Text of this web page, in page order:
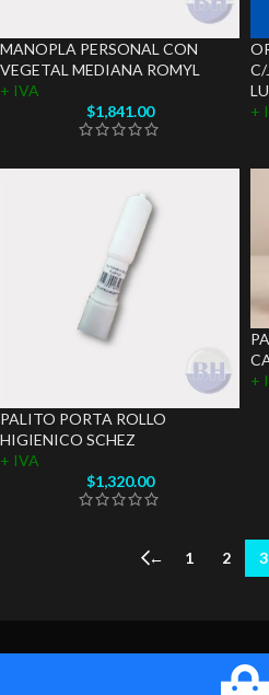
MANOPLA PERSONAL CON
VEGETAL MEDIANA ROMYL
+ IVA
$1,841.00
C/
+
PALITO PORTA ROLLO
HIGIENICO SCHEZ
+ IVA
$1,320.00
+
← 1 2 3